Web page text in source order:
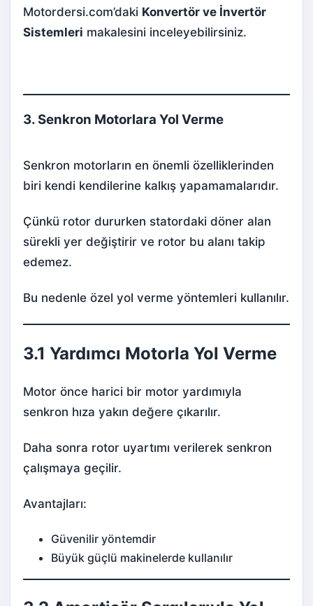
Motordersi.com’daki Konvertör ve İnvertör
Sistemleri makalesini inceleyebilirsiniz.
3. Senkron Motorlara Yol Verme
Senkron motorların en önemli özelliklerinden
biri kendi kendilerine kalkış yapamamalarıdır.
Çünkü rotor dururken statordaki döner alan
sürekli yer değiştirir ve rotor bu alanı takip
edemez.
Bu nedenle özel yol verme yöntemleri kullanılır.
3.1 Yardımcı Motorla Yol Verme
Motor önce harici bir motor yardımıyla
senkron hıza yakın değere çıkarılır.
Daha sonra rotor uyartımı verilerek senkron
çalışmaya geçilir.
Avantajları:
Güvenilir yöntemdir
Büyük güçlü makinelerde kullanılır